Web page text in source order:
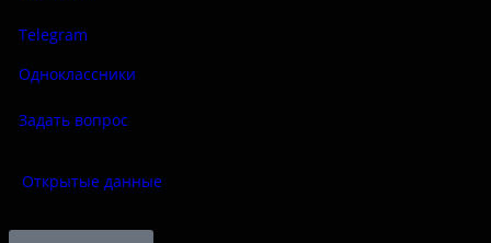
Telegram
Одноклассники
Задать вопрос
Открытые данные